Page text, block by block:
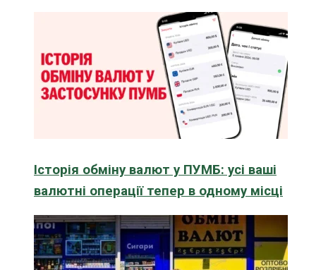
Історія обміну валют у ПУМБ: усі ваші
валютні операції тепер в одному місці